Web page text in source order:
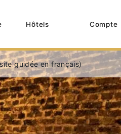
Hôtels Compte
guidée en français)